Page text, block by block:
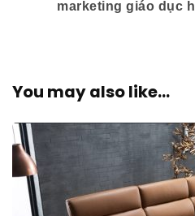
Navigation
marketing giáo dục
You may also like...